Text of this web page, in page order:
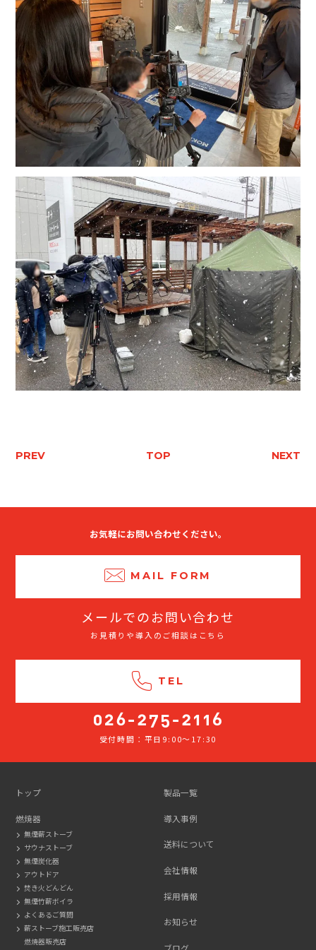
PREV TOP NEXT
お気軽にお問い合わせください。
MAIL FORM
メールでのお問い合わせ
お見積りや導入のご相談はこちら
TEL
受付時間：平日9:00～17:30
トップ
燃焼器
無煙薪ストーブ
サウナストーブ
無煙炭化器
アウトドア
焚き火どんどん
無煙竹薪ボイラ
よくあるご質問
薪ストーブ施工販売店
燃焼器販売店
製品一覧
導入事例
送料について
会社情報
採用情報
お知らせ